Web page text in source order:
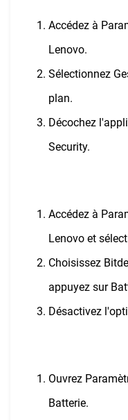
Accédez à
Lenovo.
Sélectionnez
plan.
Décochez
Security.
Accédez à
Lenovo et
Choisissez
appuyez sur
Désactivez
Ouvrez
Batterie.